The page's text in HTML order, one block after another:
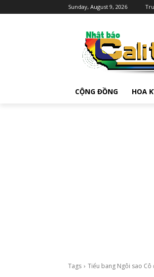
Sunday, August 9, 2026
CỘNG ĐỒNG HOA
Tags Tiểu bang Ngôi sao Cô